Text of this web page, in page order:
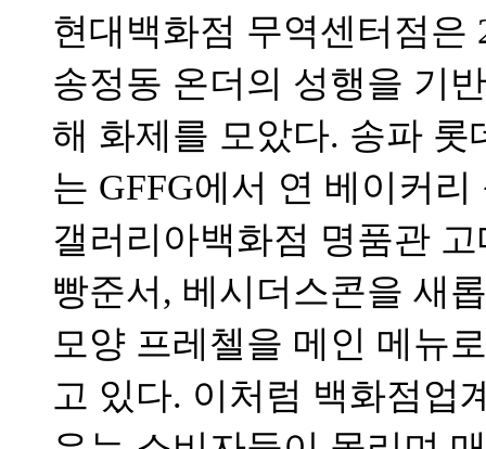
현대백화점 무역센터점은
송정동 온더의 성행을 기
해 화제를 모았다. 송파
는 GFFG에서 연 베이커
갤러리아백화점 명품관
빵준서, 베시더스콘을 새
모양 프레첼을 메인 메뉴
고 있다. 이처럼 백화점업